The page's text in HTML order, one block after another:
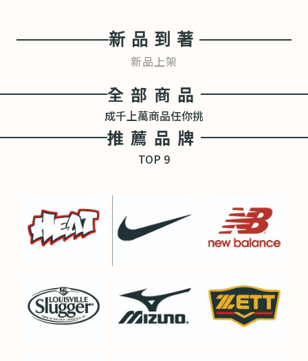
新品到著
新品上架
全部商品
成千上萬商品任你挑
推薦品牌
TOP 9